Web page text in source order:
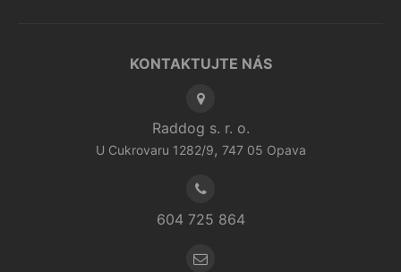
KONTAKTUJTE NÁS
Raddog s. r. o.
U Cukrovaru 1282/9, 747 05 Opava
604 725 864